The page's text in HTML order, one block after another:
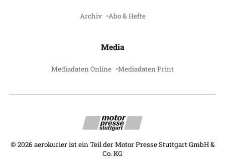
Archiv Abo & Hefte
Media
Mediadaten Online Mediadaten Print
© 2026 aerokurier ist ein Teil der Motor Presse Stuttgart GmbH &
Co. KG